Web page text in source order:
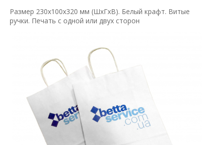
Размер 230х100х320 мм (ШхГхВ). Белый крафт. Витые
ручки. Печать с одной или двух сторон